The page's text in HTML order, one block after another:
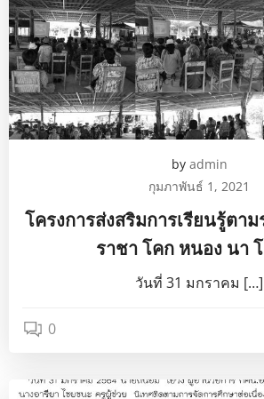
by admin
กุมภาพันธ์ 1, 2021
โครงการส่งสริมการเรียนรู้ตา
ราชา โคก หนอง นา
วันที่ 31 มกราคม […]
0